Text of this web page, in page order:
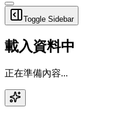
Toggle Sidebar
載入資料中
正在準備內容...